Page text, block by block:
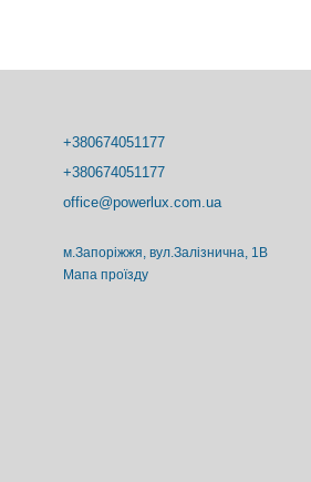
+380674051177
+380674051177
office@powerlux.com.ua
м.Запоріжжя, вул.Залізнична, 1В
Мапа проїзду